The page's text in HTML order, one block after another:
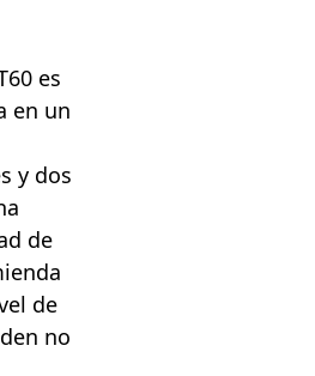
es
en un
y dos
de
de
no